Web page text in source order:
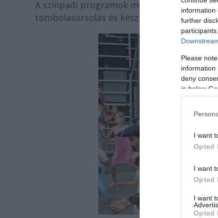
information
further
Please
information
deny
in below
I want
Opted
I want
Opted
I want
Opted
A színpadi programok mellett
tombolasorsolás és készíthetnek jelmezes